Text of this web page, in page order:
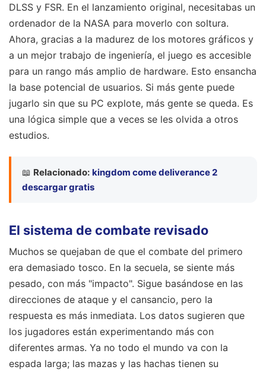
DLSS y FSR. En el lanzamiento original, necesitabas un
ordenador de la NASA para moverlo con soltura.
Ahora, gracias a la madurez de los motores gráficos y
a un mejor trabajo de ingeniería, el juego es accesible
para un rango más amplio de hardware. Esto ensancha
la base potencial de usuarios. Si más gente puede
jugarlo sin que su PC explote, más gente se queda. Es
una lógica simple que a veces se les olvida a otros
estudios.
📖 Relacionado: kingdom come deliverance 2
descargar gratis
El sistema de combate revisado
Muchos se quejaban de que el combate del primero
era demasiado tosco. En la secuela, se siente más
pesado, con más "impacto". Sigue basándose en las
direcciones de ataque y el cansancio, pero la
respuesta es más inmediata. Los datos sugieren que
los jugadores están experimentando más con
diferentes armas. Ya no todo el mundo va con la
espada larga; las mazas y las hachas tienen su